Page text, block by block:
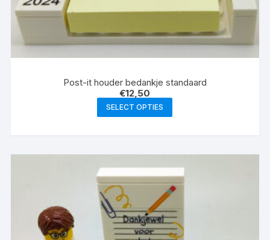
Post-it houder bedankje standaard
€12,50
SELECT OPTIES